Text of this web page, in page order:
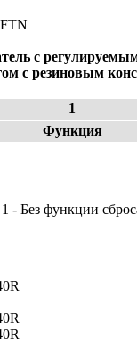
с
с резиновым
1
Функция
1 - Без функции